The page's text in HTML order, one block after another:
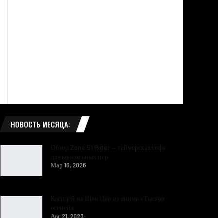
НОВОСТЬ МЕСЯЦА:
Мар 16, 2026
Авг 21, 2023